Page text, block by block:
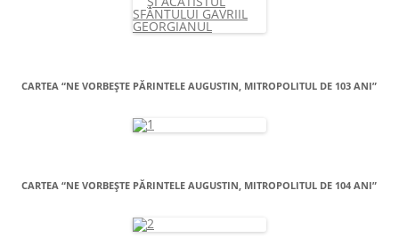
CARTEA “NE VORBEŞTE PĂRINTELE AUGUSTIN, MITROPOLITUL DE 103 ANI”
CARTEA “NE VORBEŞTE PĂRINTELE AUGUSTIN, MITROPOLITUL DE 104 ANI”